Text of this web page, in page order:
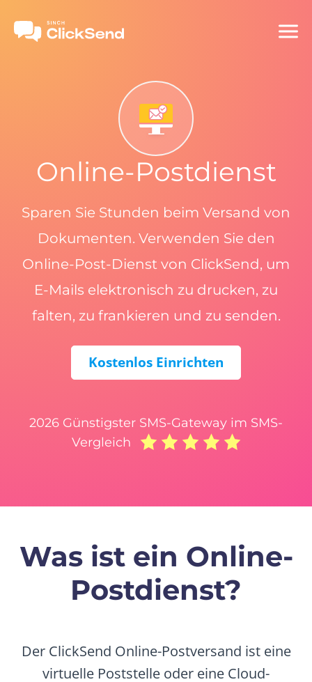
Online-Postdienst
Sparen Sie Stunden beim Versand von
Dokumenten. Verwenden Sie den
Online-Post-Dienst von ClickSend, um
E-Mails elektronisch zu drucken, zu
falten, zu frankieren und zu senden.
Kostenlos Einrichten
2026 Günstigster SMS-Gateway im SMS-
Vergleich
Was ist ein Online-
Postdienst?
Der ClickSend Online-Postversand ist eine
virtuelle Poststelle oder eine Cloud-